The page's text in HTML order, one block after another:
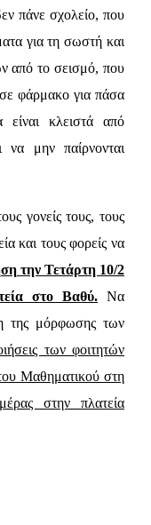
πάνε σχολείο, που
για τη σωστή και
από το σεισμό, που
φάρμακο για πάσα
κλειστά από
να μην παίρνονται
γονείς τους, τους
και τους φορείς να
την Τετάρτη 10/2
στο Βαθύ. Να
της μόρφωσης των
των φοιτητών
Μαθηματικού στη
στην πλατεία